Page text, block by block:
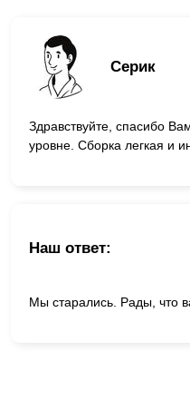
Серик
Здравствуйте, спасибо
уровне. Сборка легкая и
Наш ответ:
Мы старались. Рады, что